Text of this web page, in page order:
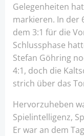
Gelegenheiten
markieren. In der
dem 3:1 für die
Schlussphase
Stefan Göhring
4:1, doch die
strich über das
Hervorzuheben
Spielintelligenz,
Er war an dem